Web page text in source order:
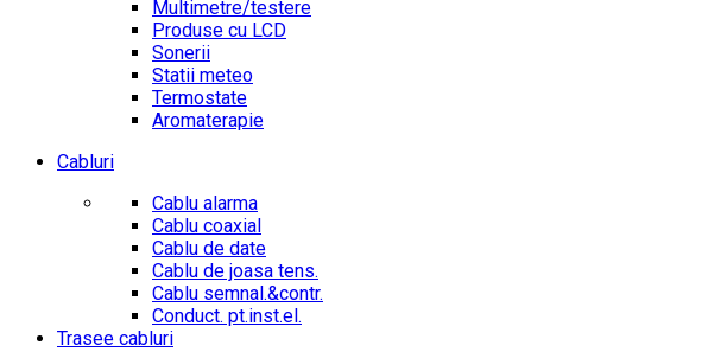
Multimetre/testere
Produse cu LCD
Sonerii
Statii meteo
Termostate
Aromaterapie
Cabluri
Cablu alarma
Cablu coaxial
Cablu de date
Cablu de joasa tens.
Cablu semnal.&contr.
Conduct. pt.inst.el.
Trasee cabluri